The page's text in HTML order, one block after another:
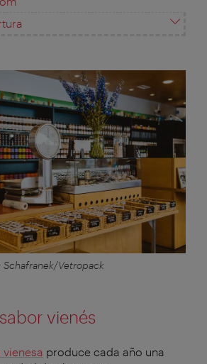
Vetropack
vienés
produce cada año una